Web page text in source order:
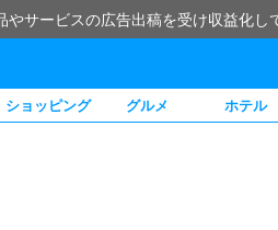
サービスの広告出稿を受け収益化し
ショッピング グルメ ホテル